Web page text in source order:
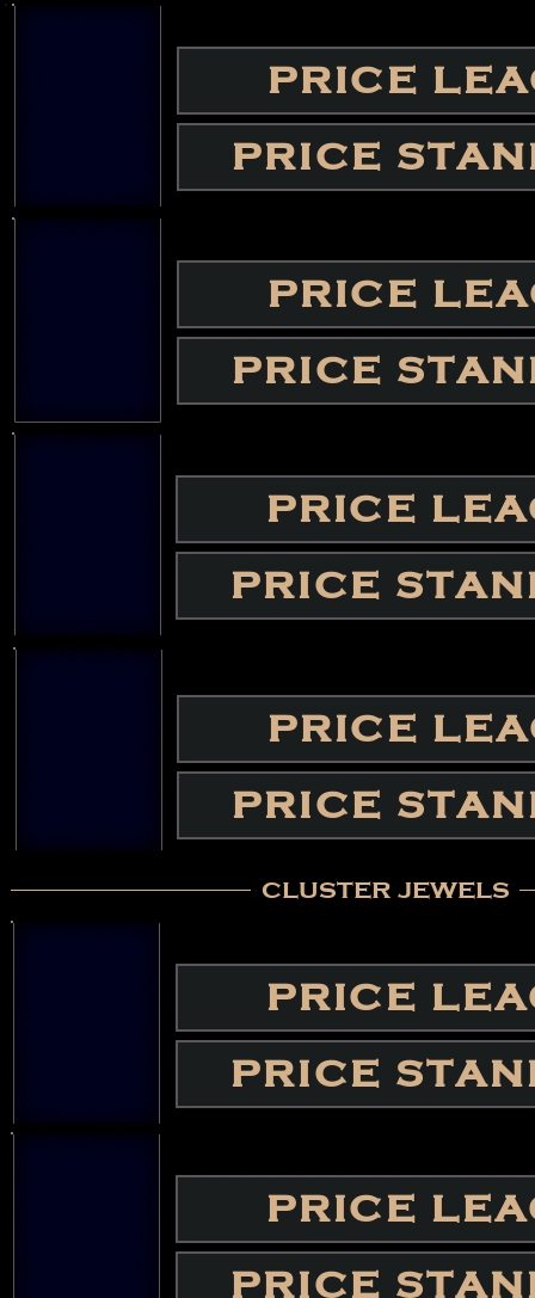
PRICE
PRICE
PRICE
PRICE
PRICE
PRICE
PRICE
PRICE
cluster jewels
PRICE
PRICE
PRICE
PRICE